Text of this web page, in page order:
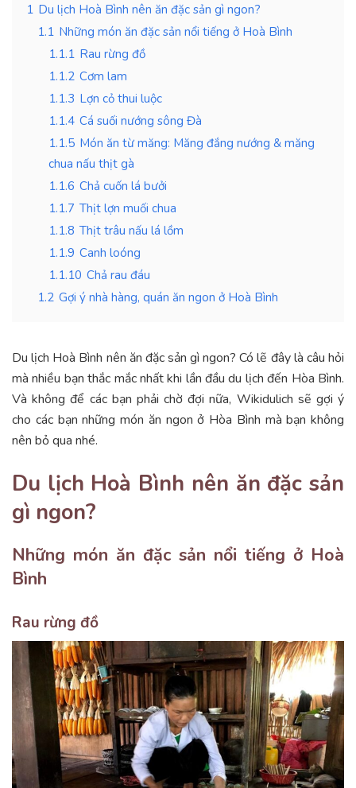
1 Du lịch Hoà Bình nên ăn đặc sản gì ngon?
1.1 Những món ăn đặc sản nổi tiếng ở Hoà Bình
1.1.1 Rau rừng đồ
1.1.2 Cơm lam
1.1.3 Lợn cỏ thui luộc
1.1.4 Cá suối nướng sông Đà
1.1.5 Món ăn từ măng: Măng đắng nướng & măng
chua nấu thịt gà
1.1.6 Chả cuốn lá bưởi
1.1.7 Thịt lợn muối chua
1.1.8 Thịt trâu nấu lá lồm
1.1.9 Canh loóng
1.1.10 Chả rau đáu
1.2 Gợi ý nhà hàng, quán ăn ngon ở Hoà Bình
Du lịch Hoà Bình nên ăn đặc sản gì ngon? Có lẽ đây là câu hỏi
mà nhiều bạn thắc mắc nhất khi lần đầu du lịch đến Hòa Bình.
Và không để các bạn phải chờ đợi nữa, Wikidulich sẽ gợi ý
cho các bạn những món ăn ngon ở Hòa Bình mà bạn không
nên bỏ qua nhé.
Du lịch Hoà Bình nên ăn đặc sản
gì ngon?
Những món ăn đặc sản nổi tiếng ở Hoà
Bình
Rau rừng đồ